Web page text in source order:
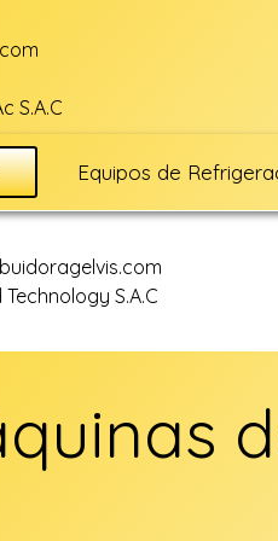
S.A.C
Equipos de
S.A.C